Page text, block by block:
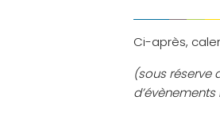
Ci-après,
(sous réserve